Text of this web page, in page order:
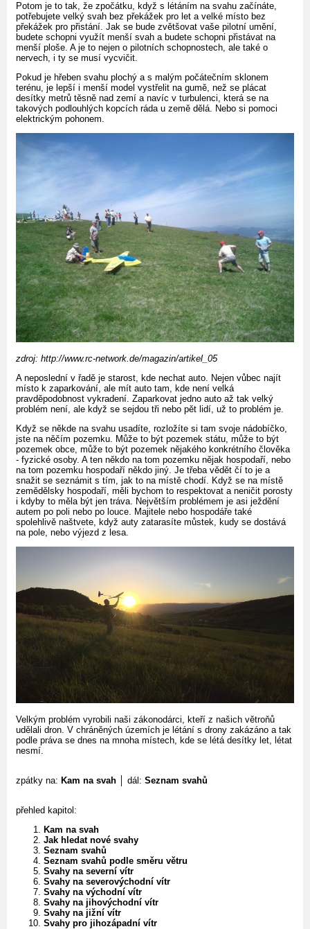
Potom je to tak, že zpočátku, když s létáním na svahu začínáte,
potřebujete velký svah bez překážek pro let a velké místo bez
překážek pro přistání. Jak se bude zvětšovat vaše pilotní umění,
budete schopni využít menší svah a budete schopni přistávat na
menší ploše. A je to nejen o pilotních schopnostech, ale také o
nervech, i ty se musí vycvičit.
Pokud je hřeben svahu plochý a s malým počátečním sklonem
terénu, je lepší i menší model vystřelit na gumě, než se plácat
desítky metrů těsně nad zemí a navíc v turbulenci, která se na
takových podlouhlých kopcích ráda u země dělá. Nebo si pomoci
elektrickým pohonem.
zdroj: http://www.rc-network.de/magazin/artikel_05
A neposlední v řadě je starost, kde nechat auto. Nejen vůbec najít
místo k zaparkování, ale mít auto tam, kde není velká
pravděpodobnost vykradení. Zaparkovat jedno auto až tak velký
problém není, ale když se sejdou tři nebo pět lidí, už to problém je.
Když se někde na svahu usadíte, rozložíte si tam svoje nádobíčko,
jste na něčím pozemku. Může to být pozemek státu, může to být
pozemek obce, může to být pozemek nějakého konkrétního člověka
- fyzické osoby. A ten někdo na tom pozemku nějak hospodaří, nebo
na tom pozemku hospodaří někdo jiný. Je třeba vědět čí to je a
snažit se seznámit s tím, jak to na místě chodí. Když se na místě
zemědělsky hospodaří, měli bychom to respektovat a neničit porosty
i kdyby to měla být jen tráva. Největším problémem je asi ježdění
autem po poli nebo po louce. Majitele nebo hospodáře také
spolehlivě naštvete, když auty zatarasíte můstek, kudy se dostává
na pole, nebo výjezd z lesa.
Velkým problém vyrobili naši zákonodárci, kteří z našich větroňů
udělali dron. V chráněných územích je létání s drony zakázáno a tak
podle práva se dnes na mnoha místech, kde se létá desítky let, létat
nesmí.
zpátky na: Kam na svah │ dál: Seznam svahů
přehled kapitol:
Kam na svah
Jak hledat nové svahy
Seznam svahů
Seznam svahů podle směru větru
Svahy na severní vítr
Svahy na severovýchodní vítr
Svahy na východní vítr
Svahy na jihovýchodní vítr
Svahy na jižní vítr
Svahy pro jihozápadní vítr